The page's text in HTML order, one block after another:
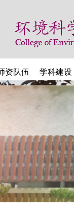
资队伍 学科建设